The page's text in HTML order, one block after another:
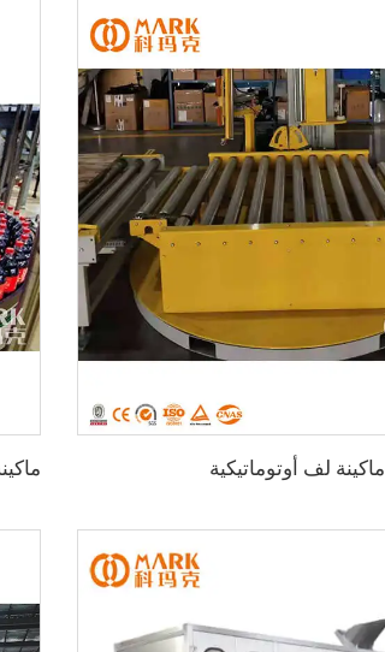
ماكينة لف أوتوماتيكية